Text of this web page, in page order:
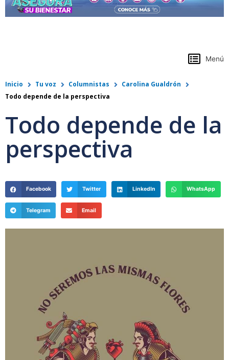
Menú
Inicio Tu voz Columnistas
Carolina Gualdrón
Todo depende de la perspectiva
Todo depende de la
perspectiva
Facebook Twitter LinkedIn WhatsApp
Telegram Email